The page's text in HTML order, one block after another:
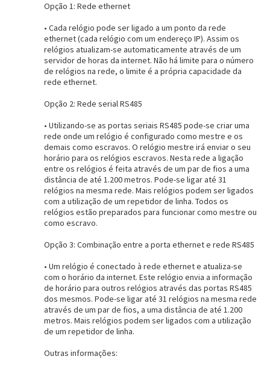
Entrega Flash
Cartão de crédito
Entendi
Pagamento via Pix
Entendi
Retire na Loja
Opção 1: Rede ethernet
• Cada relógio pode ser ligado a um ponto da rede
ethernet (cada relógio com um endereço IP). Assim os
relógios atualizam-se automaticamente através de um
servidor de horas da internet. Não há limite para o número
de relógios na rede, o limite é a própria capacidade da
rede ethernet.
Opção 2: Rede serial RS485
• Utilizando-se as portas seriais RS485 pode-se criar uma
rede onde um relógio é configurado como mestre e os
demais como escravos. O relógio mestre irá enviar o seu
horário para os relógios escravos. Nesta rede a ligação
entre os relógios é feita através de um par de fios a uma
distância de até 1.200 metros. Pode-se ligar até 31
relógios na mesma rede. Mais relógios podem ser ligados
com a utilização de um repetidor de linha. Todos os
relógios estão preparados para funcionar como mestre ou
como escravo.
Opção 3: Combinação entre a porta ethernet e rede RS485
• Um relógio é conectado à rede ethernet e atualiza-se
com o horário da internet. Este relógio envia a informação
de horário para outros relógios através das portas RS485
dos mesmos. Pode-se ligar até 31 relógios na mesma rede
através de um par de fios, a uma distância de até 1.200
metros. Mais relógios podem ser ligados com a utilização
de um repetidor de linha.
Outras informações: